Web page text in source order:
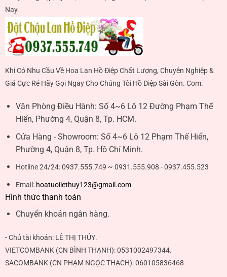
Nay.
Khi Có Nhu Cầu Về Hoa Lan Hồ Điệp Chất Lượng, Chuyên Nghiệp &
Giá Cực Rẻ Hãy Gọi Ngay Cho Chúng Tôi Hồ Điệp Sài Gòn. Com.
Văn Phòng Điều Hành: Số 4~6 Lô 12 Đường Phạm Thế
Hiển, Phường 4, Quận 8, Tp. HCM.
Cửa Hàng - Showroom: Số 4~6 Lô 12 Phạm Thế Hiển,
Phường 4, Quận 8, Tp. Hồ Chí Minh.
Hotline 24/24:0937.555.749 ~ 0931.555.908 - 0937.455.523
Email: hoatuoilethuy123@gmail.com
Hình thức thanh toán
Chuyển khoản ngân hàng.
- Chủ tài khoản: LÊ THỊ THÚY.
VIETCOMBANK (CN BÌNH THẠNH):0531002497344.
SACOMBANK (CN PHẠM NGỌC THẠCH):060105836468